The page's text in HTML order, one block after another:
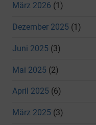
März 2026 (1)
Dezember 2025 (1)
Juni 2025 (3)
Mai 2025 (2)
April 2025 (6)
März 2025 (3)